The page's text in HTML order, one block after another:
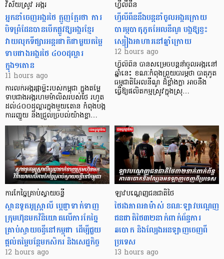
វិស័យស្រូវ អង្ករ
អ្នកនាំចេញអង្ករថៃ ត្អូញត្អែរថា ការ
បិទព្រំដែនបានបើកផ្លូវឱ្យអង្ករខ្មែរ
វាយលុកទីផ្សារអន្តរជាតិជាមួយតម្លៃ
ទាបជាងអង្ករថៃ ៤០០ដុល្លារ
ក្នុង១តោន
11 hours ago
ការលក់អង្ករផ្កាម្លិះរបស់កម្ពុជា ក្នុងតម្លៃ
ទាបជាងអង្ករហមម៉ាលិសរបស់ថៃ រហូត
ដល់៤០០ដុល្លារក្នុងមួយតោន កំពុងបង្ក
ការរញ្ជួយ និងជ្រួលច្របល់យ៉ាងខ្លា…
ហ្វីលីពីន
ហ្វីលីពីននឹងបន្តនាំចូលអង្ករក្រោយ
បារម្ភបាតុភូតអែលនីណូ បង្កឱ្យខ្វះ
ស្បៀងអាហារនៅឆ្នាំក្រោយ
12 hours ago
ហ្វីលីពីន បាន​សម្រេចបន្តនាំចូលអង្ករនៅ
ឆ្នាំនេះ ខណៈកំពុងព្រួយបារម្ភថា បាតុភូត
ធម្មជាតិអែលនីណូ ដ៏ខ្លាំងក្លា​ អាចនឹង
ធ្វើឱ្យផលិតកម្មស្រូវក្នុងស្រុ…
ការកែច្នៃគ្រាប់ស្វាយចន្ទី
ស្ថានទូតអូស្ត្រាលី ប្តេជ្ញាទាក់ទាញ
ក្រុមហ៊ុនមក​វិនិយោគលើការកែច្នៃ
គ្រាប់ស្វាយចន្ទីនៅកម្ពុជា ដើម្បីជួយ
ផ្តល់តម្លៃបន្ថែមកសិករ និងសេដ្ឋកិច្ច
12 hours ago
ឡាវបណ្តេញជនជាតិថៃ
ថៃរងភាពអាម៉ាស់ ខណៈឡាវបណ្តេញ
ជនជាតិថៃ៣២នាក់ពាក់ព័ន្ធការ
ឆបោក និងល្បែងអនឡាញចេញពី
ប្រទេស
13 hours ago